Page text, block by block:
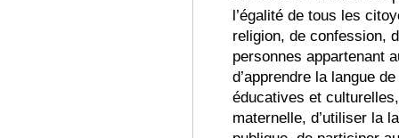
l’égalité de tous les
religion, de confession,
personnes appartenant
d’apprendre la langue
éducatives et
maternelle, d’utiliser la